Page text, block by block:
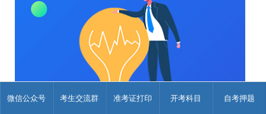
微信公众号 考生交流群 准考证打印 开考科目 自考押题